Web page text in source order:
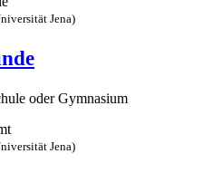
Jena)
oder Gymnasium
Jena)